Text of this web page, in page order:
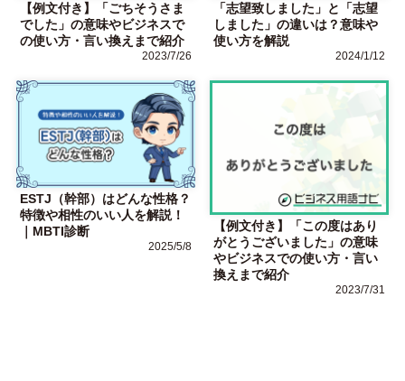
【例文付き】「ごちそうさま
でした」の意味やビジネスで
の使い方・言い換えまで紹介
2023/7/26
「志望致しました」と「志望
しました」の違いは？意味や
使い方を解説
2024/1/12
ESTJ（幹部）はどんな性格？
特徴や相性のいい人を解説！
｜MBTI診断
2025/5/8
【例文付き】「この度はあり
がとうございました」の意味
やビジネスでの使い方・言い
換えまで紹介
2023/7/31